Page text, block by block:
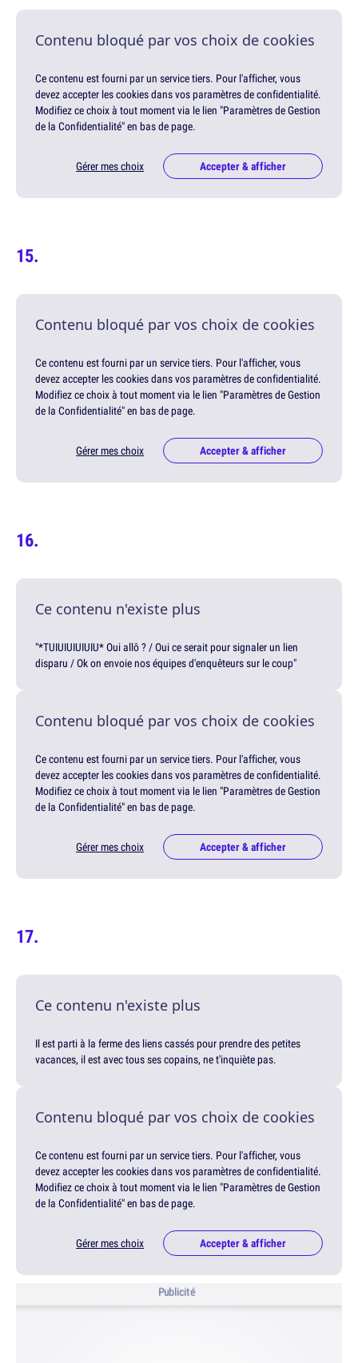
Contenu bloqué par vos choix de cookies
Ce contenu est fourni par un service tiers. Pour l'afficher, vous
devez accepter les cookies dans vos paramètres de confidentialité.
Modifiez ce choix à tout moment via le lien "Paramètres de Gestion
de la Confidentialité" en bas de page.
Gérer mes choix Accepter & afficher
Contenu bloqué par vos choix de cookies
Ce contenu est fourni par un service tiers. Pour l'afficher, vous
devez accepter les cookies dans vos paramètres de confidentialité.
Modifiez ce choix à tout moment via le lien "Paramètres de Gestion
de la Confidentialité" en bas de page.
Gérer mes choix Accepter & afficher
Ce contenu n'existe plus
"*TUIUIUIUIUIU* Oui allô ? / Oui ce serait pour signaler un lien
disparu / Ok on envoie nos équipes d'enquêteurs sur le coup"
Contenu bloqué par vos choix de cookies
Ce contenu est fourni par un service tiers. Pour l'afficher, vous
devez accepter les cookies dans vos paramètres de confidentialité.
Modifiez ce choix à tout moment via le lien "Paramètres de Gestion
de la Confidentialité" en bas de page.
Gérer mes choix Accepter & afficher
Ce contenu n'existe plus
Il est parti à la ferme des liens cassés pour prendre des petites
vacances, il est avec tous ses copains, ne t'inquiète pas.
Contenu bloqué par vos choix de cookies
Ce contenu est fourni par un service tiers. Pour l'afficher, vous
devez accepter les cookies dans vos paramètres de confidentialité.
Modifiez ce choix à tout moment via le lien "Paramètres de Gestion
de la Confidentialité" en bas de page.
Gérer mes choix Accepter & afficher
Publicité